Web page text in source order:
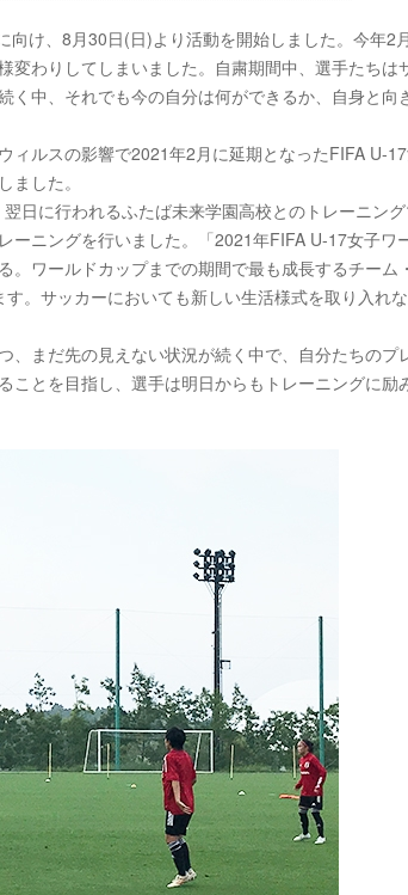
け、8月30日(日)より活動を開始しました。今年2
わりしてしまいました。自粛期間中、選手たちは
中、それでも今の自分は何ができるか、自身と向
ィルスの影響で2021年2月に延期となったFIFA U-
した。
日に行われるふたば未来学園高校とのトレーニング
ーニングを行いました。「2021年FIFA U-17女子ワ
。ワールドカップまでの期間で最も成長するチーム
。サッカーにおいても新しい生活様式を取り入れ
まだ先の見えない状況が続く中で、自分たちのプ
とを目指し、選手は明日からもトレーニングに励